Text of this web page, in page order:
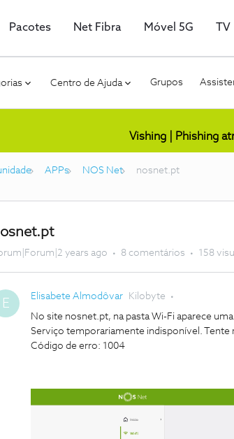
Pacotes Net Fibra Móvel 5G TV
Centro de Ajuda Grupos
Vishing | Phishing
APPs NOS Net nosnet.pt
years ago 8 comentários 158
E Elisabete Almodôvar Kilobyte
No site nosnet.pt, na pasta Wi-Fi aparece
Serviço temporariamente indisponível. Tente
Código de erro: 1004